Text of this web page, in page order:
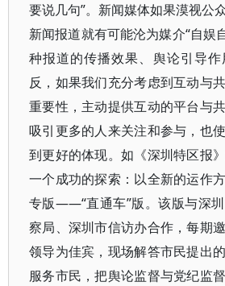
要说几句”。新闻媒体如果漠视公
新闻报道就有可能沦为媒介“自娱
种报道的传播效果、舆论引导
反，如果我们充分考虑到互动与
重要性，主动提供互动的平台与
吸引更多的人来关注和参与，也
到更好的体现。如《深圳特区报
一个成功的探索：以全新的运作
专版——“直通车”版。该版与深
察局、深圳市信访办合作，每期
领导为佳宾，现场解答市民提出
服务市民，把舆论监督与党纪监